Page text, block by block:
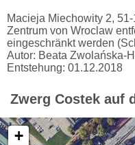
Macieja Miechowity 2, 51-
Zentrum von Wroclaw
eingeschränkt werden
Autor: Beata Zwolańska-
Entstehung: 01.12.2018
Zwerg Costek auf
+